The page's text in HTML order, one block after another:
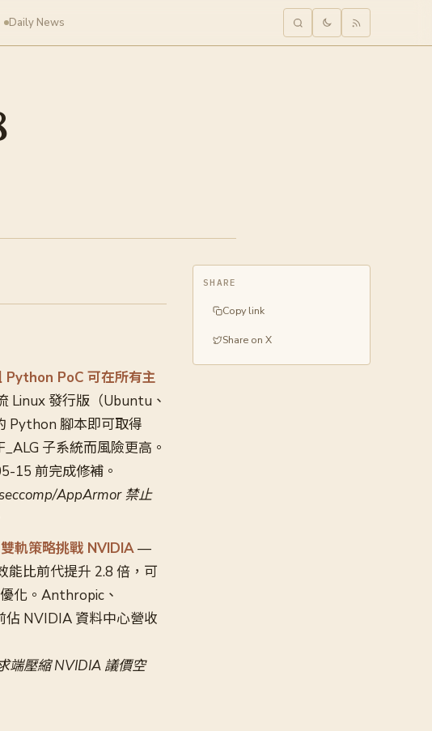
Daily News
Python PoC 可在所有主
Linux 發行版（Ubuntu、
Python 腳本即可取得
子系統而風險更高。
15 前完成修補。
AppArmor 禁止
軌策略挑戰 NVIDIA—
比前代提升 2.8 倍，可
化。Anthropic、
NVIDIA 資料中心營收
端壓縮 NVIDIA 議價空
SHARE
Copy link
Share on X